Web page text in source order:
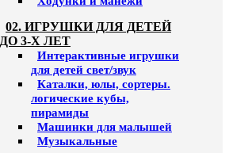
02. ИГРУШКИ ДЛЯ ДЕТЕЙ
ДО 3-Х ЛЕТ
Интерактивные игрушки
для детей свет/звук
Каталки, юлы, сортеры.
логические кубы,
пирамиды
Машинки для малышей
Музыкальные